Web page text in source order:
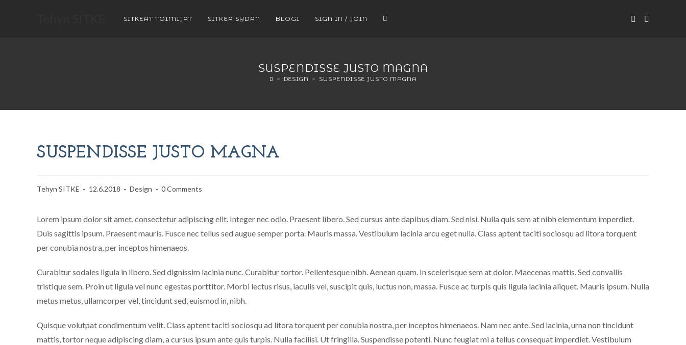
SITKEÄT TOIMIJAT SITKEÄ SYDÄN BLOGI SIGN IN / JOIN
SUSPENDISSE JUSTO MAGNA
> DESIGN > SUSPENDISSE JUSTO MAGNA
SUSPENDISSE JUSTO MAGNA
Tehyn SITKE 12.6.2018 Design 0 Comments
Lorem ipsum dolor sit amet, consectetur adipiscing elit. Integer nec odio. Praesent libero. Sed cursus ante dapibus diam. Sed nisi. Nulla quis sem at nibh elementum imperdiet.
Duis sagittis ipsum. Praesent mauris. Fusce nec tellus sed augue semper porta. Mauris massa. Vestibulum lacinia arcu eget nulla. Class aptent taciti sociosqu ad litora torquent
per conubia nostra, per inceptos himenaeos.
Curabitur sodales ligula in libero. Sed dignissim lacinia nunc. Curabitur tortor. Pellentesque nibh. Aenean quam. In scelerisque sem at dolor. Maecenas mattis. Sed convallis
tristique sem. Proin ut ligula vel nunc egestas porttitor. Morbi lectus risus, iaculis vel, suscipit quis, luctus non, massa. Fusce ac turpis quis ligula lacinia aliquet. Mauris ipsum. Nulla
metus metus, ullamcorper vel, tincidunt sed, euismod in, nibh.
Quisque volutpat condimentum velit. Class aptent taciti sociosqu ad litora torquent per conubia nostra, per inceptos himenaeos. Nam nec ante. Sed lacinia, urna non tincidunt
mattis, tortor neque adipiscing diam, a cursus ipsum ante quis turpis. Nulla facilisi. Ut fringilla. Suspendisse potenti. Nunc feugiat mi a tellus consequat imperdiet. Vestibulum